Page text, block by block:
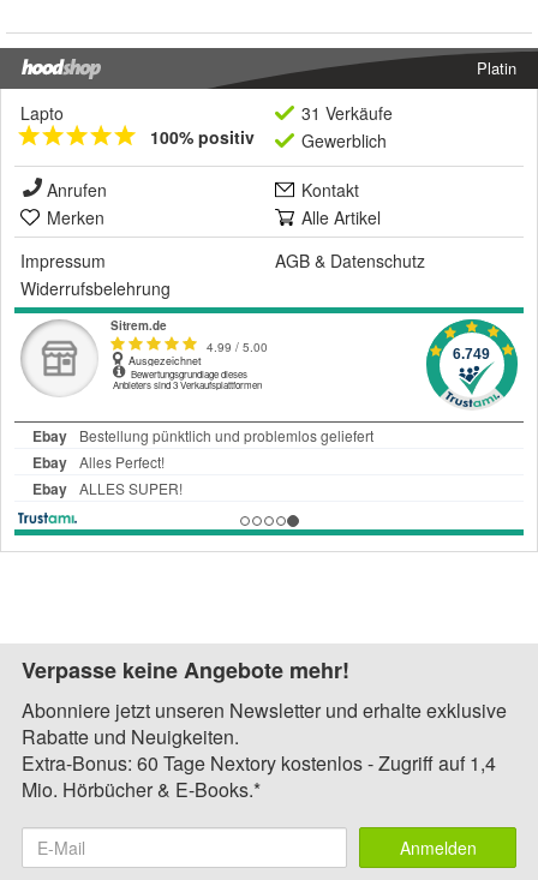
Platin
Lapto
100% positiv
31 Verkäufe
Gewerblich
Anrufen
Kontakt
Merken
Alle Artikel
Impressum
AGB & Datenschutz
Widerrufsbelehrung
Verpasse keine Angebote mehr!
Abonniere jetzt unseren Newsletter und erhalte exklusive
Rabatte und Neuigkeiten.
Extra-Bonus: 60 Tage Nextory kostenlos - Zugriff auf 1,4
Mio. Hörbücher & E-Books.*
Anmelden